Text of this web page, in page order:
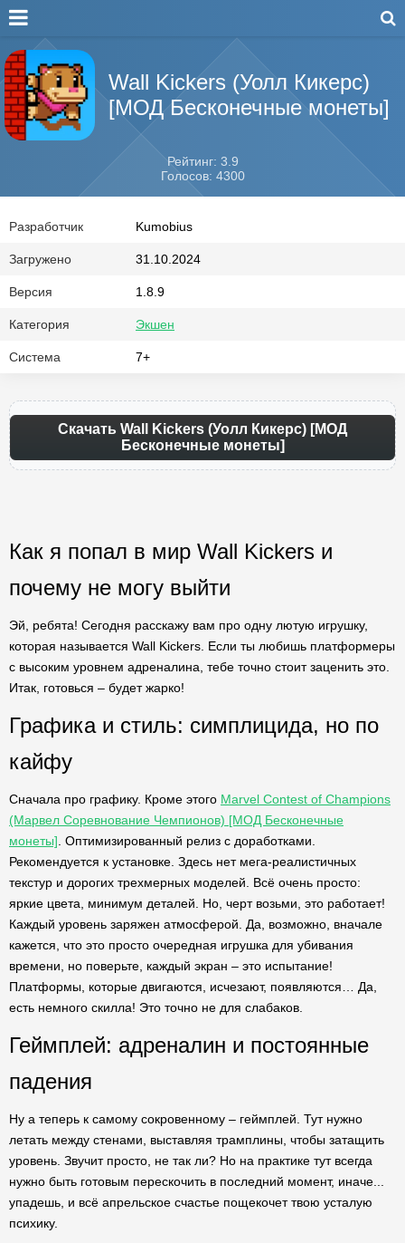
Wall Kickers (Уолл Кикерс)
[МОД Бесконечные монеты]
Рейтинг: 3.9
Голосов: 4300
Разработчик Kumobius
Загружено 31.10.2024
Версия 1.8.9
Категория Экшен
Система 7+
Скачать Wall Kickers (Уолл Кикерс) [МОД
Бесконечные монеты]
Как я попал в мир Wall Kickers и
почему не могу выйти
Эй, ребята! Сегодня расскажу вам про одну лютую игрушку,
которая называется Wall Kickers. Если ты любишь платформеры
с высоким уровнем адреналина, тебе точно стоит заценить это.
Итак, готовься – будет жарко!
Графика и стиль: симплицида, но по
кайфу
Сначала про графику. Кроме этого Marvel Contest of Champions
(Марвел Соревнование Чемпионов) [МОД Бесконечные
монеты] . Оптимизированный релиз с доработками.
Рекомендуется к установке. Здесь нет мега-реалистичных
текстур и дорогих трехмерных моделей. Всё очень просто:
яркие цвета, минимум деталей. Но, черт возьми, это работает!
Каждый уровень заряжен атмосферой. Да, возможно, вначале
кажется, что это просто очередная игрушка для убивания
времени, но поверьте, каждый экран – это испытание!
Платформы, которые двигаются, исчезают, появляются… Да,
есть немного скилла! Это точно не для слабаков.
Геймплей: адреналин и постоянные
падения
Ну а теперь к самому сокровенному – геймплей. Тут нужно
летать между стенами, выставляя трамплины, чтобы затащить
уровень. Звучит просто, не так ли? Но на практике тут всегда
нужно быть готовым перескочить в последний момент, иначе...
упадешь, и всё апрельское счастье пощекочет твою усталую
психику.